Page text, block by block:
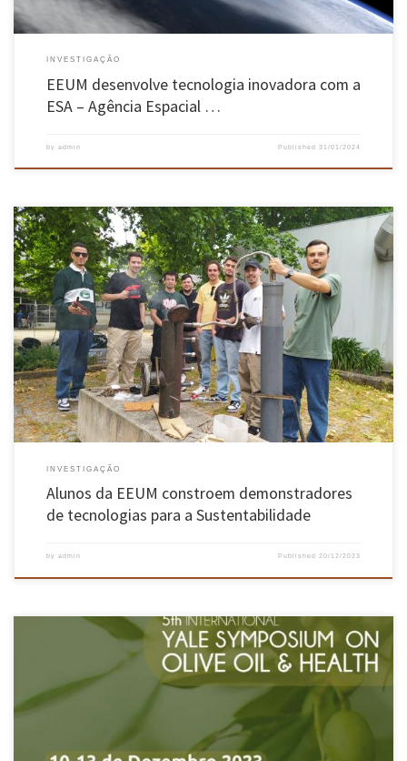
INVESTIGAÇÃO
EEUM desenvolve tecnologia inovadora com a
ESA – Agência Espacial …
by admin Published31/01/2024
Os alunos do primeiro ano do Mestrado em Engenharia Mecânica, Área de Especialização em
Tecnologias Energéticas e Ambientais construíram protótipos demonstradores de duas
tecnologias para a sustentabilidade na Unidade Curricular de Processos Termoquímicos.
Um dos demonstradores produz o chamado “hidrogénio verde” a partir da eletrólise da
água. O termo “verde” […]
INVESTIGAÇÃO
Alunos da EEUM constroem demonstradores
de tecnologias para a Sustentabilidade
by admin Published 20/12/2023
José Teixeira, no Comité Organizador e Científico, e António Vicente, na organização, ambos
investigadores do Centro de Engenharia Biológica (CEB) da Universidade do Minho,
participaram no 5th International Yale Symposium on Olive Oil & Health. O evento, que
aconteceu de 10 a 13 de dezembro, em Oliveira do Hospital, foi […]